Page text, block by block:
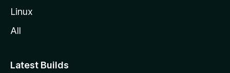
Linux
All
Latest Builds